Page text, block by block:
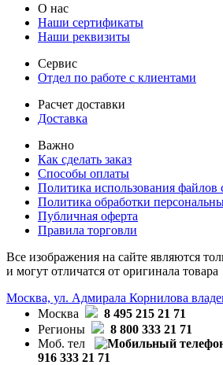
О нас
Наши сертификаты
Наши реквизиты
Сервис
Отдел по работе с клиентами
Расчет доставки
Доставка
Важно
Как сделать заказ
Способы оплаты
Политика использования файлов
Политика обработки
Публичная оферта
Правила торговли
Все изображения на сайте являются
и могут отличатся от оригинала товара
Москва, ул. Адмирала Корнилова
Москва
8 495 215 21 71
Регионы
8 800 333 21 71
Моб. тел
916 333 21 71